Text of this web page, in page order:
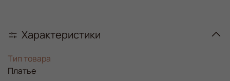
Характеристики
Тип товара
Платье